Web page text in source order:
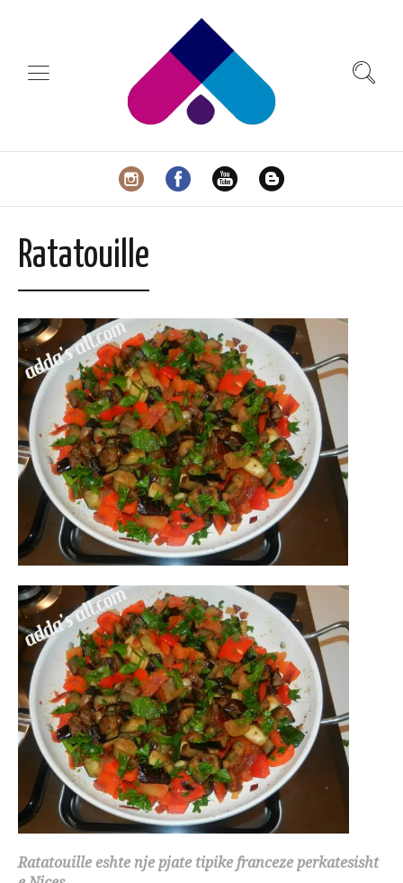
Ratatouille
Ratatouille eshte nje pjate tipike franceze perkatesisht